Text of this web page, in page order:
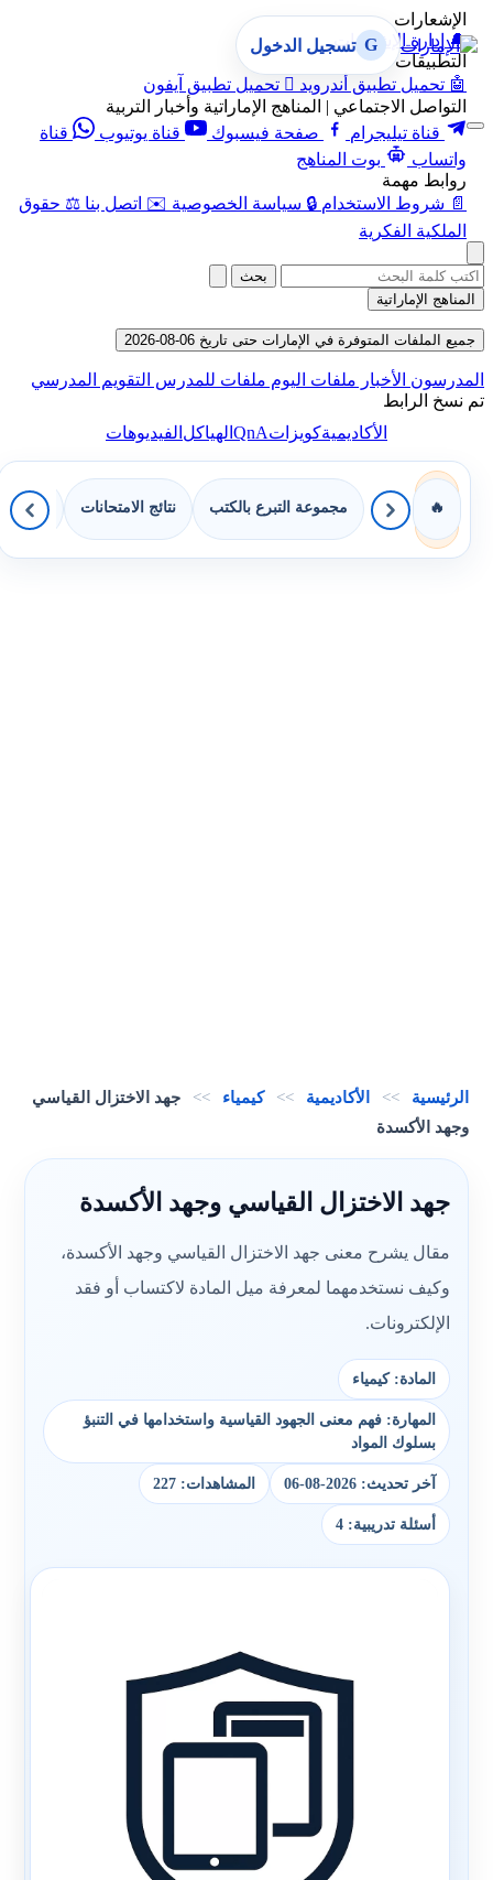
الإشعارات
🔔 إدارة الإشعارات
التطبيقات
🤖 تحميل تطبيق أندرويد  تحميل تطبيق آيفون
التواصل الاجتماعي | المناهج الإماراتية وأخبار التربية
قناة تيليجرام
صفحة فيسبوك قناة يوتيوب
قناة
واتساب
بوت المناهج
روابط مهمة
📄 شروط الاستخدام 🔒 سياسة الخصوصية ✉️ اتصل بنا ⚖️ حقوق
الملكية الفكرية
G تسجيل الدخول
بحث
المناهج الإماراتية
جميع الملفات المتوفرة في الإمارات حتى تاريخ 06-08-2026
المدرسون الأخبار ملفات اليوم ملفات للمدرس التقويم المدرسي
تم نسخ الرابط
الأكاديميةكويزاتQnAالهياكلالفيديوهات
🔥 مجموعة التبرع بالكتب نتائج الامتحانات
الرئيسية >> الأكاديمية >> كيمياء >>
جهد الاختزال القياسي
وجهد الأكسدة
جهد الاختزال القياسي وجهد الأكسدة
مقال يشرح معنى جهد الاختزال القياسي وجهد الأكسدة،
وكيف نستخدمهما لمعرفة ميل المادة لاكتساب أو فقد
الإلكترونات.
المادة: كيمياء
المهارة: فهم معنى الجهود القياسية واستخدامها في التنبؤ
بسلوك المواد
آخر تحديث: 2026-08-06 المشاهدات: 227
أسئلة تدريبية: 4